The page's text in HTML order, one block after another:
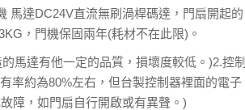
馬達DC24V直流無刷渦桿碼達，門扇開起的
，門機保固兩年(耗材不在此限)。
馬達有他一定的品質，損壞度較低。)2.控制
率約為80%左右，但台製控制器裡面的電子
障，如門扇自行開啟或有異聲。)